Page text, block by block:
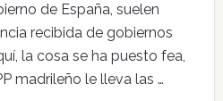
de España, suelen
recibida de gobiernos
la cosa se ha puesto fea,
madrileño le lleva las …